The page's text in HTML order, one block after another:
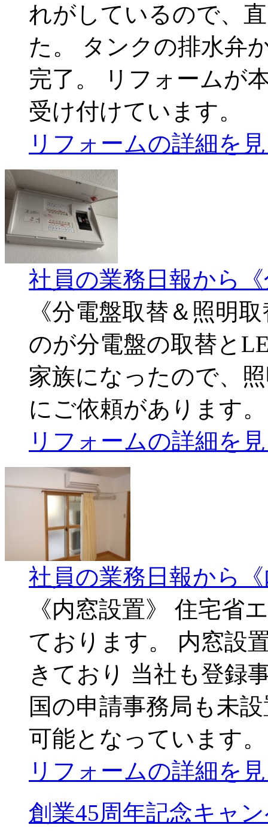
れがしているので、
た。 タンクの排水弁
完了。 リフォームが
受け付けています。
リフォームの詳細を
社員の業務日報から
《分電盤取替＆照明
のが分電盤の取替と
家族になったので、
にご依頼があります。
リフォームの詳細を
社員の業務日報から
《内窓設置》 住宅省
ております。 内窓設
きており 当社も登録
国の申請事務局も未
可能となっています
リフォームの詳細を
創業45周年記念キャ